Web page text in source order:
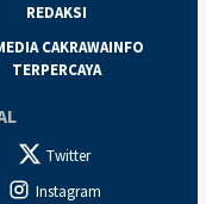
REDAKSI
CAKRAWAINFO
TERPERCAYA
Twitter
Instagram